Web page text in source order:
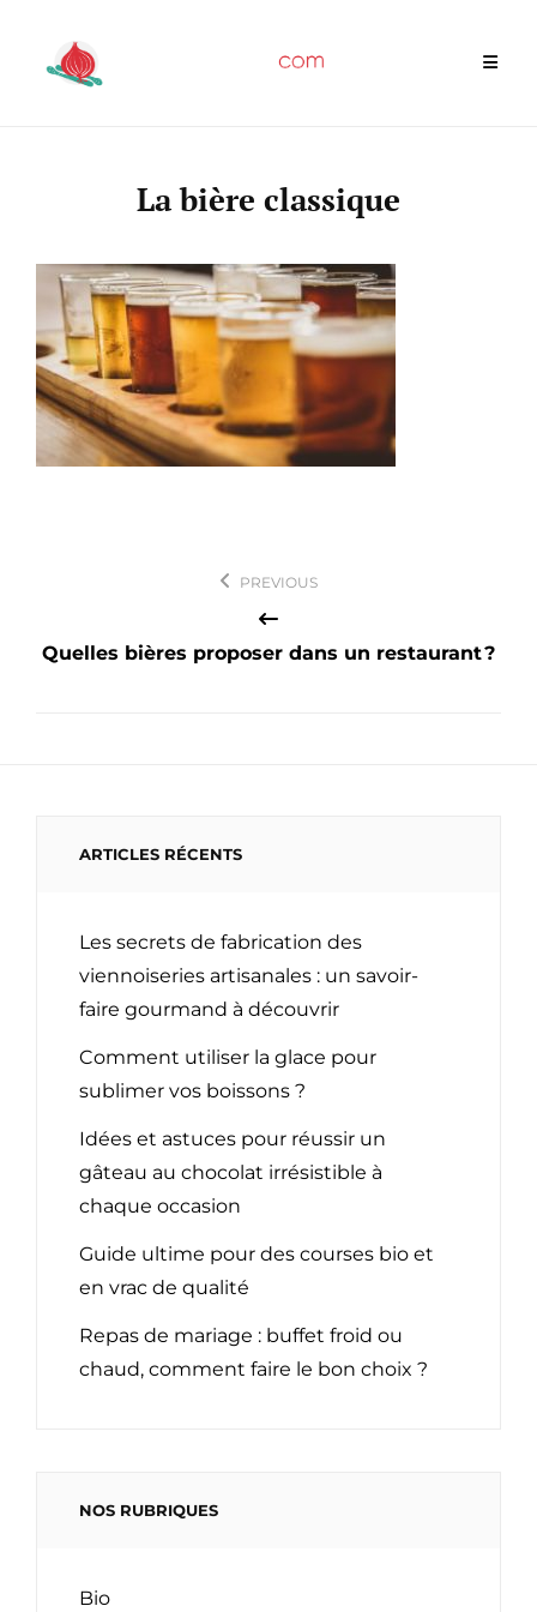
content
La bière classique
l’article
PREVIOUS
Quelles bières proposer dans un restaurant ?
ARTICLES RÉCENTS
Les secrets de fabrication des
viennoiseries artisanales : un savoir-
faire gourmand à découvrir
Comment utiliser la glace pour
sublimer vos boissons ?
Idées et astuces pour réussir un
gâteau au chocolat irrésistible à
chaque occasion
Guide ultime pour des courses bio et
en vrac de qualité
Repas de mariage : buffet froid ou
chaud, comment faire le bon choix ?
NOS RUBRIQUES
Bio